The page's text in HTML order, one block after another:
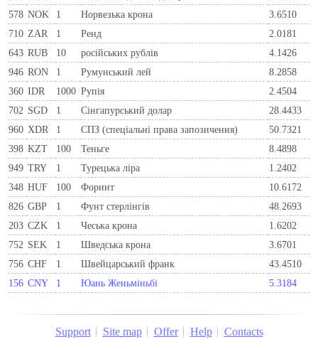
578 NOK 1 Норвезька крона
3.6510
710 ZAR 1 Ренд
2.0181
643 RUB 10 російських рублів
4.1426
946 RON 1 Румунський лей
8.2858
360 IDR 1000 Рупія
2.4504
702 SGD 1 Сінгапурський долар
28.4433
960 XDR 1 СПЗ (спеціальні права запозичення)
50.7321
398 KZT 100 Теньге
8.4898
949 TRY 1 Турецька ліра
1.2402
348 HUF 100 Форинт
10.6172
826 GBP 1 Фунт стерлінгів
48.2693
203 CZK 1 Чеська крона
1.6202
752 SEK 1 Шведська крона
3.6701
756 CHF 1 Швейцарський франк
43.4510
156 CNY 1 Юань Женьміньбі 5.3184
Support Site map Offer Help Contacts